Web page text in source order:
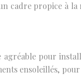
cadre propice à
pour
ensoleillés,